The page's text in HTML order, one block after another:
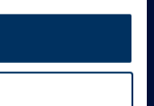
izvēli: